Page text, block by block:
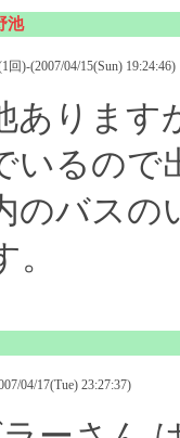
池
回)-(2007/04/15(Sun) 19:24:46)
あります
いるので
のバスの
04/17(Tue) 23:27:37)